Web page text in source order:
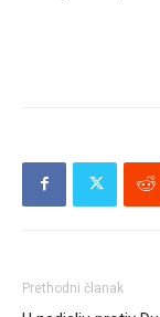
Prethodni članak